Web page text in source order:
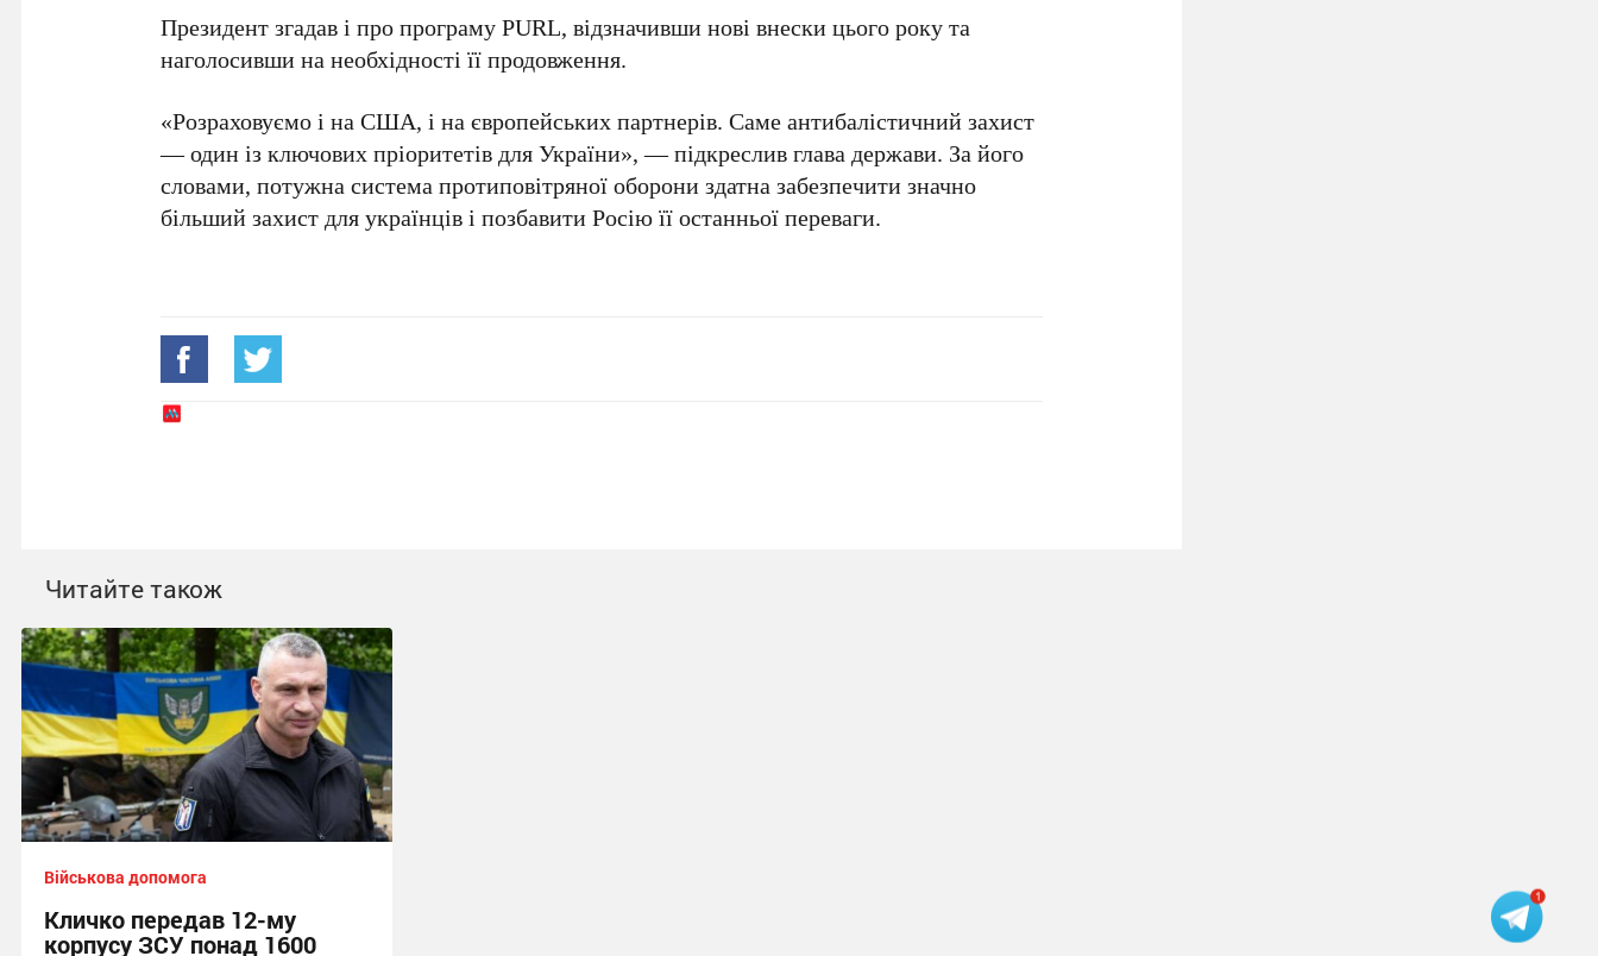
Президент згадав і про програмуPURL, відзначивши нові внески цього року та
наголосивши на необхідності її продовження.
«Розраховуємо і на США, і на європейських партнерів. Саме антибалістичний захист
— один із ключових пріоритетів для України», — підкреслив глава держави. За його
словами, потужна система протиповітряної оборони здатна забезпечити значно
більший захист для українців і позбавити Росію її останньої переваги.
Читайте також
Військова допомога
Кличко передав 12-му
корпусу ЗСУ понад 1600